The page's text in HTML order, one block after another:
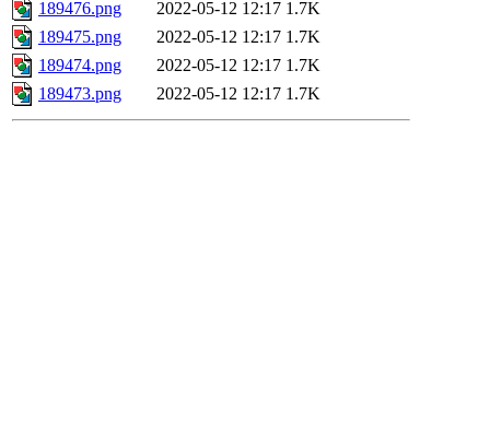
189476.png
2022-05-12 12:17 1.7K
189475.png
2022-05-12 12:17 1.7K
189474.png
2022-05-12 12:17 1.7K
189473.png
2022-05-12 12:17 1.7K